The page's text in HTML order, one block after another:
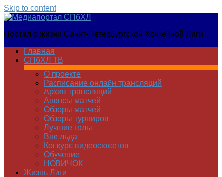
Skip to content
Медиапортал
Портал о жизни Санкт-Петербургской Хоккейной Лиги
Главная
СПбХЛ ТВ
О проекте
Расписание онлайн трансляций
Архив трансляций
Анонсы матчей
Обзоры матчей
Обзоры турниров
Лучшие голы
Вне льда
Конкурс видеосюжетов
Обучение
НОВИЧОК
Жизнь Лиги